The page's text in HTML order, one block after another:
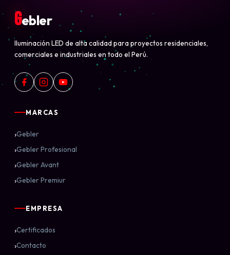
Gebler
Iluminación LED de alta calidad para proyectos residenciales,
comerciales e industriales en todo el Perú.
MARCAS
›Gebler
›Gebler Profesional
›Gebler Avant
›Gebler Premiur
EMPRESA
›Certificados
›Contacto